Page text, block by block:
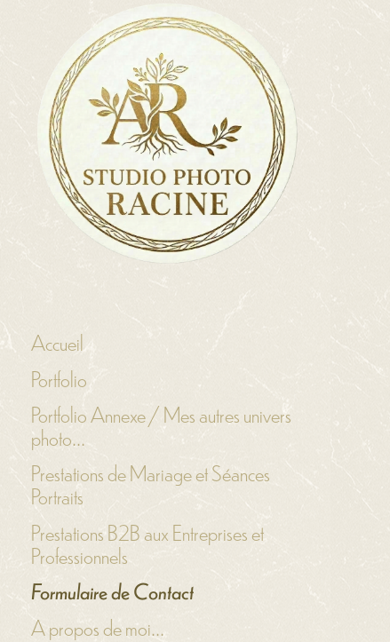
Accueil
Portfolio
Portfolio Annexe / Mes autres univers
photo...
Prestations de Mariage et Séances
Portraits
Prestations B2B aux Entreprises et
Professionnels
Formulaire de Contact
A propos de moi...